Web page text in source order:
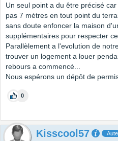
Un seul point a du être précisé
pas 7 mètres en tout point du
sans doute enfoncer la maison
supplémentaires pour respecter
Parallèlement a l'evolution de
trouver un logement a louer
rebours a commencé...
Nous espérons un dépôt de
0
Kisscool57